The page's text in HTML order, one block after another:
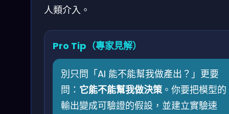
人類介入。
Pro Tip（專家見解）
別只問「AI 能不能幫我做產出？」更要
問： 它能不能幫我做決策。你要把模型的
輸出變成可驗證的假設，並建立實驗速